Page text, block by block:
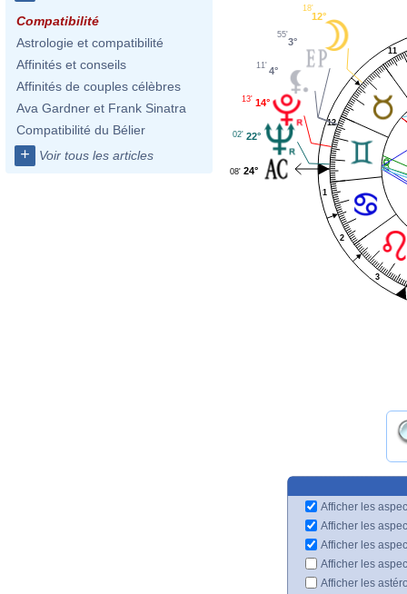
Compatibilité
Astrologie et compatibilité
Affinités et conseils
Affinités de couples célèbres
Ava Gardner et Frank Sinatra
Compatibilité du Bélier
+ Voir tous les articles
1
2
3
11
12
12°
18'
3°
55'
4°
11'
14°
13'
22°
02'
24°
08'
Afficher les
Afficher les
Afficher les
Afficher les
Afficher les